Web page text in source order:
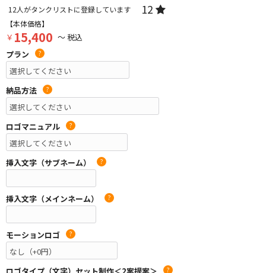
12人がタンクリストに登録しています 12
【本体価格】
￥ 15,400 ～ 税込
プラン
?
納品方法 ?
ロゴマニュアル ?
挿入文字（サブネーム） ?
挿入文字（メインネーム） ?
モーションロゴ ?
?